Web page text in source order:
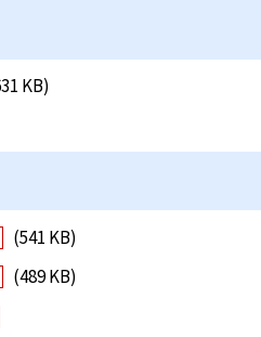
KB)
(541 KB)
(489 KB)